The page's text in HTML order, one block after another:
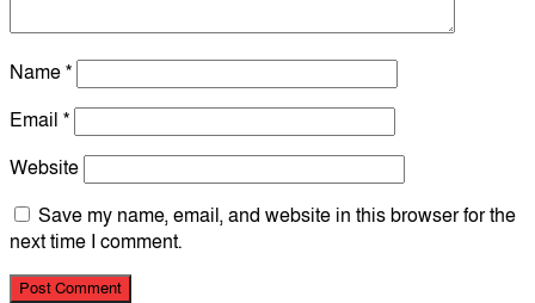
Name*
Email *
Website
Save my name, email, and website in this browser for the
next time I comment.